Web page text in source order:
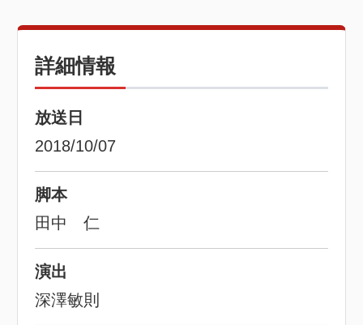
詳細情報
放送日
2018/10/07
脚本
田中 仁
演出
深澤敏則